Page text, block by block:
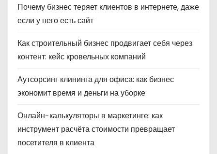
Почему бизнес теряет клиентов в интернете, даже
если у него есть сайт
Как строительный бизнес продвигает себя через
контент: кейс кровельных компаний
Аутсорсинг клининга для офиса: как бизнес
экономит время и деньги на уборке
Онлайн-калькуляторы в маркетинге: как
инструмент расчёта стоимости превращает
посетителя в клиента